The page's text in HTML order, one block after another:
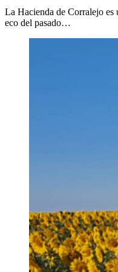
La Hacienda de Corralejo es
eco del pasado…